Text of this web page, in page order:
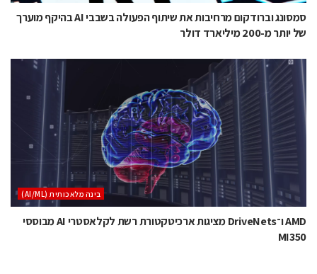
סמסונג וברודקום מרחיבות את שיתוף הפעולה בשבבי AI בהיקף מוערך
של יותר מ-200 מיליארד דולר
בינה מלאכותית (AI/ML)
AMD ו־DriveNets מציגות ארכיטקטורת רשת לקלאסטרי AI מבוססי
MI350